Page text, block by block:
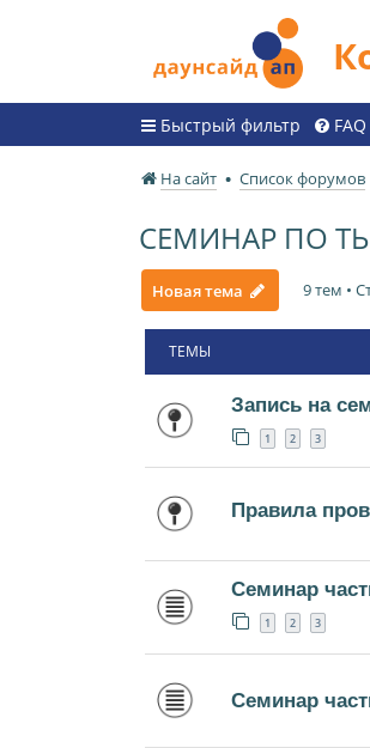
Быстрый фильтр FAQ
На сайт Список форумов
СЕМИНАР ПО
Новая тема 9 тем •
ТЕМЫ
Запись на
1 2 3
Правила
Семинар
1 2 3
Семинар